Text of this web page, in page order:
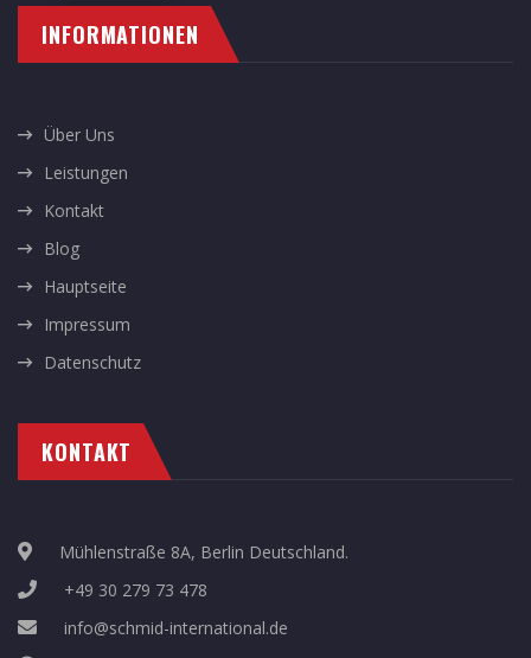
INFORMATIONEN
Über Uns
Leistungen
Kontakt
Blog
Hauptseite
Impressum
Datenschutz
KONTAKT
Mühlenstraße 8A, Berlin Deutschland.
+49 30 279 73 478
info@schmid-international.de